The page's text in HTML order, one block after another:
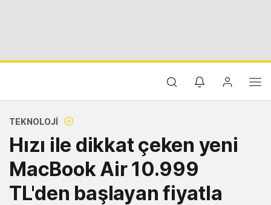
TEKNOLOJI
Hızı ile dikkat çeken yeni
MacBook Air 10.999
TL'den başlayan fiyatla